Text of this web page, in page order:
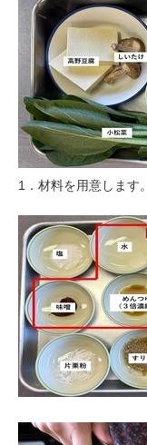
1．材料を用意します。